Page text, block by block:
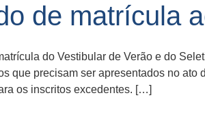
de matrícula
do Vestibular de Verão e do
que precisam ser apresentados no
os inscritos excedentes. […]